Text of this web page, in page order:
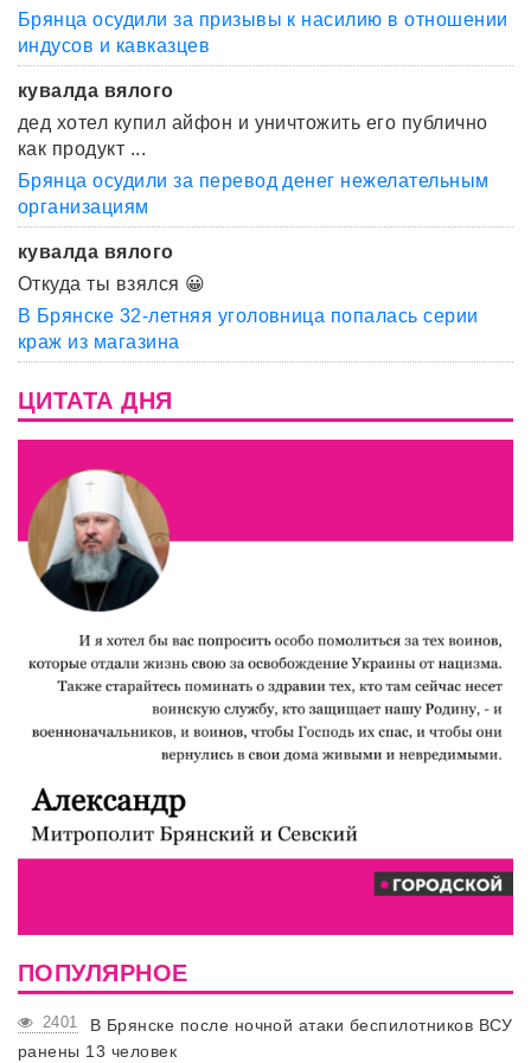
Брянца осудили за призывы к насилию в отношении
индусов и кавказцев
кувалда вялого
дед хотел купил айфон и уничтожить его публично
как продукт ...
Брянца осудили за перевод денег нежелательным
организациям
кувалда вялого
Откуда ты взялся 😀
В Брянске 32-летняя уголовница попалась серии
краж из магазина
ЦИТАТА ДНЯ
ПОПУЛЯРНОЕ
2401
В Брянске после ночной атаки беспилотников ВСУ
ранены 13 человек